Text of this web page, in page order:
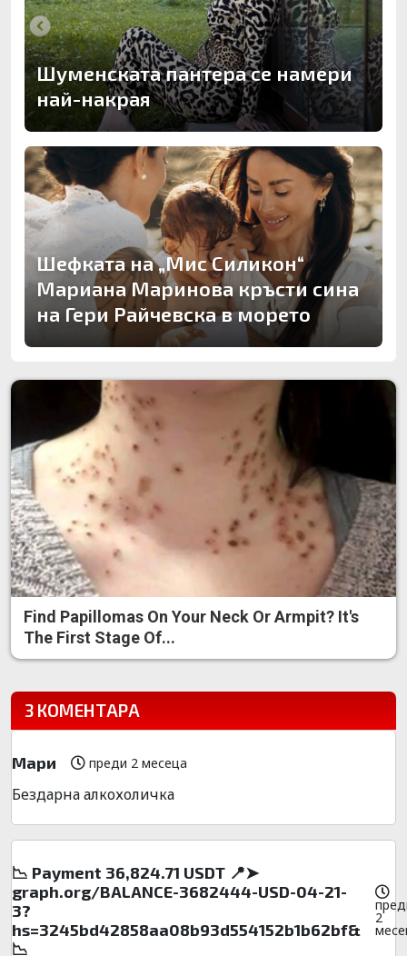
Шуменската пантера се намери
най-накрая
Шефката на „Мис Силикон“
Мариана Маринова кръсти сина
на Гери Райчевска в морето
Find Papillomas On Your Neck Or Armpit? It's
The First Stage Of...
3 КОМЕНТАРА
Мари преди 2 месеца
Бездарна алкохоличка
📉 Payment 36,824.71 USDT 📍➤
graph.org/BALANCE-3682444-USD-04-21-
3?
hs=3245bd42858aa08b93d554152b1b62bf&
📉
2